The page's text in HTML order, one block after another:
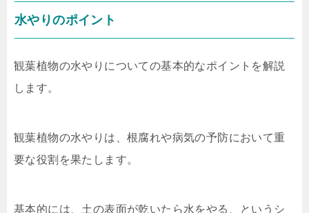
水やりのポイント
観葉植物の水やりについての基本的なポイントを解説
します。
観葉植物の水やりは、根腐れや病気の予防において重
要な役割を果たします。
基本的には、土の表面が乾いたら水をやる、というシ